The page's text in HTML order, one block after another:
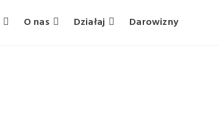
O nas Działaj Darowizny